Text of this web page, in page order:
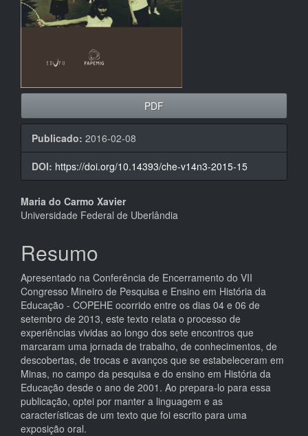
PDF
Publicado: 2016-02-08
DOI: https://doi.org/10.14393/che-v14n3-2015-15
Conteúdo
do
artigo
principal
Maria do Carmo Xavier
Universidade Federal de Uberlândia
Resumo
Apresentado na Conferência de Encerramento do VII
Congresso Mineiro de Pesquisa e Ensino em História da
Educação - COPEHE ocorrido entre os dias 04 e 06 de
setembro de 2013, este texto relata o processo de
experiências vividas ao longo dos sete encontros que
marcaram uma jornada de trabalho, de conhecimentos, de
descobertas, de trocas e avanços que se estabeleceram em
Minas, no campo da pesquisa e do ensino em História da
Educação desde o ano de 2001. Ao prepara-lo para essa
publicação, optei por manter a linguagem e as
características de um texto que foi escrito para uma
exposição oral.